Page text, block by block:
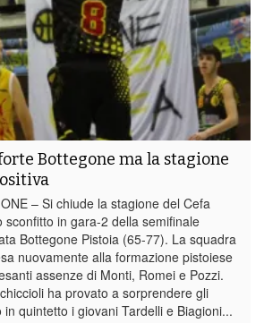
Bottegone ma la stagione
– Si chiude la stagione del Cefa
sconfitto in gara-2 della semifinale
Bottegone Pistoia (65-77). La squadra
nuovamente alla formazione pistoiese
assenze di Monti, Romei e Pozzi.
ha provato a sorprendere gli
quintetto i giovani Tardelli e Biagioni...